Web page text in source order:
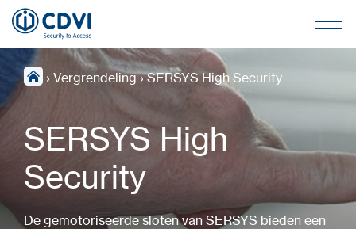
› Vergrendeling›SERSYS High Security
SERSYS High
Security
De gemotoriseerde sloten van SERSYS bieden een